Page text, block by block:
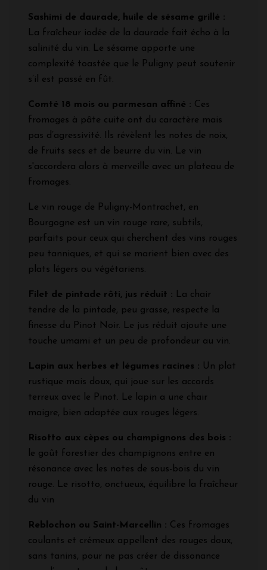
Sashimi de daurade, huile de sésame grillé :
La fraîcheur iodée de la daurade fait écho à la
salinité du vin. Le sésame apporte une
complexité toastée que le Puligny peut soutenir
s’il est passé en fût.
Comté 18 mois ou parmesan affiné : Ces
fromages à pâte cuite ont du caractère mais
pas d’agressivité. Ils révèlent les notes de noix,
de fruits secs et de beurre du vin. Le vin
s'accordera alors à merveille avec un plateau de
fromages.
Le vin rouge de Puligny-Montrachet, en
Bourgogne est un vin rouge rare, subtils,
parfaits pour ceux qui cherchent des vins rouges
peu tanniques, et qui se marient bien avec des
plats légers ou végétariens.
Filet de pintade rôti, jus réduit : La chair
tendre de la pintade, peu grasse, respecte la
finesse du Pinot Noir. Le jus réduit ajoute une
touche umami et un peu de profondeur au vin.
Lapin aux herbes et légumes racines : Un plat
rustique mais doux, qui joue sur les accords
terreux avec le Pinot. Le lapin a une chair
maigre, bien adaptée aux rouges légers.
Risotto aux cèpes ou champignons des bois :
le goût forestier des champignons entre en
résonance avec les notes de sous-bois du vin
rouge. Le risotto, onctueux, équilibre la fraîcheur
du vin
Reblochon ou Saint-Marcellin : Ces fromages
coulants et crémeux appellent des rouges doux,
sans tanins, pour ne pas créer de dissonance